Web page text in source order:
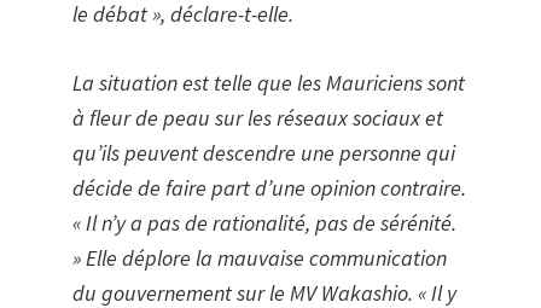
le débat », déclare-t-elle.
La situation est telle que les Mauriciens sont
à fleur de peau sur les réseaux sociaux et
qu’ils peuvent descendre une personne qui
décide de faire part d’une opinion contraire.
« Il n’y a pas de rationalité, pas de sérénité.
» Elle déplore la mauvaise communication
du gouvernement sur le MV Wakashio. « Il y